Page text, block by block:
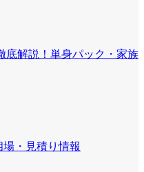
底解説！単身パック・家族
・見積り情報